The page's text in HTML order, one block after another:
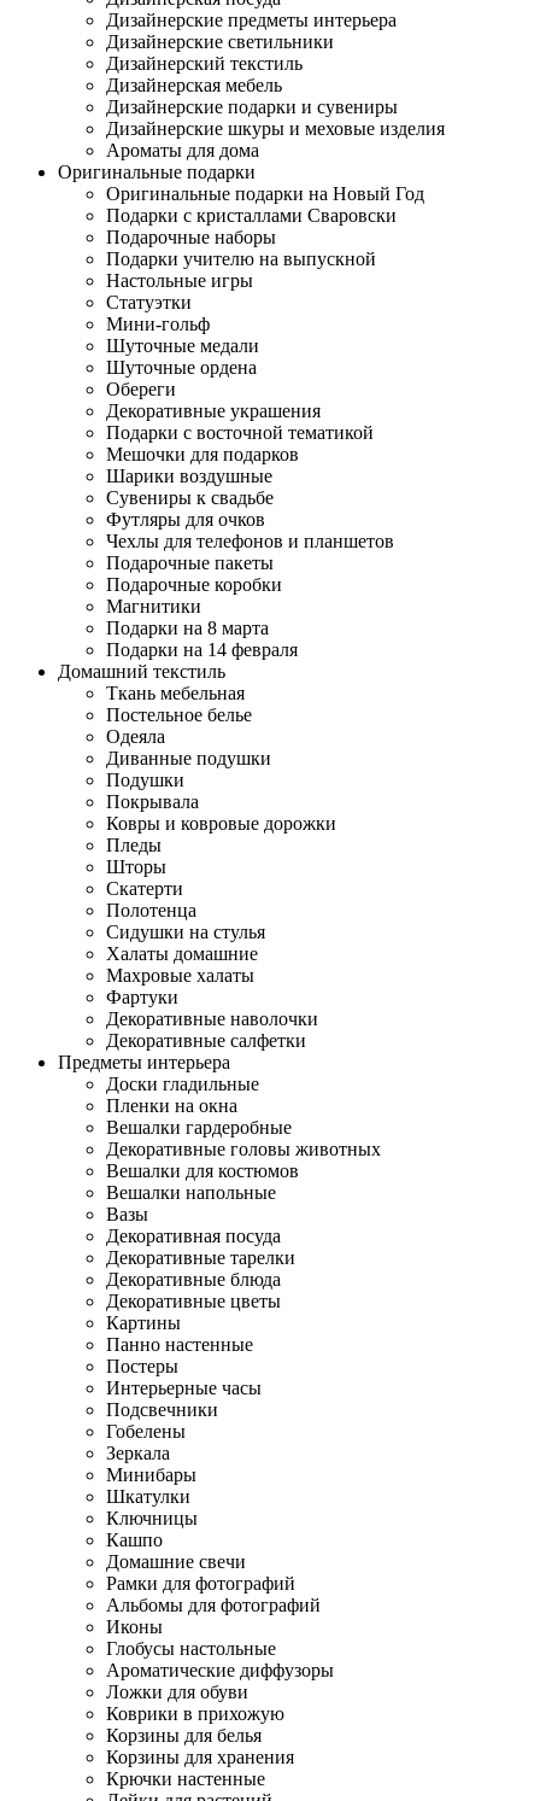
Дизайнерские предметы интерьера
Дизайнерские светильники
Дизайнерский текстиль
Дизайнерская мебель
Дизайнерские подарки и сувениры
Дизайнерские шкуры и меховые изделия
Ароматы для дома
Оригинальные подарки
Оригинальные подарки на Новый Год
Подарки с кристаллами Сваровски
Подарочные наборы
Подарки учителю на выпускной
Настольные игры
Статуэтки
Мини-гольф
Шуточные медали
Шуточные ордена
Обереги
Декоративные украшения
Подарки с восточной тематикой
Мешочки для подарков
Шарики воздушные
Сувениры к свадьбе
Футляры для очков
Чехлы для телефонов и планшетов
Подарочные пакеты
Подарочные коробки
Магнитики
Подарки на 8 марта
Подарки на 14 февраля
Домашний текстиль
Ткань мебельная
Постельное белье
Одеяла
Диванные подушки
Подушки
Покрывала
Ковры и ковровые дорожки
Пледы
Шторы
Скатерти
Полотенца
Сидушки на стулья
Халаты домашние
Махровые халаты
Фартуки
Декоративные наволочки
Декоративные салфетки
Предметы интерьера
Доски гладильные
Пленки на окна
Вешалки гардеробные
Декоративные головы животных
Вешалки для костюмов
Вешалки напольные
Вазы
Декоративная посуда
Декоративные тарелки
Декоративные блюда
Декоративные цветы
Картины
Панно настенные
Постеры
Интерьерные часы
Подсвечники
Гобелены
Зеркала
Минибары
Шкатулки
Ключницы
Кашпо
Домашние свечи
Рамки для фотографий
Альбомы для фотографий
Иконы
Глобусы настольные
Ароматические диффузоры
Ложки для обуви
Коврики в прихожую
Корзины для белья
Корзины для хранения
Крючки настенные